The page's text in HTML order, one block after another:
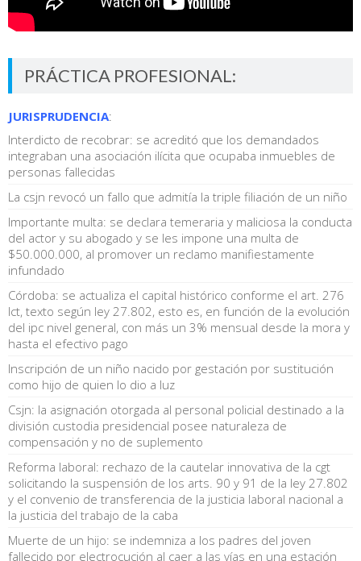
PRÁCTICA PROFESIONAL:
JURISPRUDENCIA:
Interdicto de recobrar: se acreditó que los demandados
integraban una asociación ilícita que ocupaba inmuebles de
personas fallecidas
La csjn revocó un fallo que admitía la triple filiación de un niño
Importante multa: se declara temeraria y maliciosa la conducta
del actor y su abogado y se les impone una multa de
$50.000.000, al promover un reclamo manifiestamente
infundado
Córdoba: se actualiza el capital histórico conforme el art. 276
lct, texto según ley 27.802, esto es, en función de la evolución
del ipc nivel general, con más un 3% mensual desde la mora y
hasta el efectivo pago
Inscripción de un niño nacido por gestación por sustitución
como hijo de quien lo dio a luz
Csjn: la asignación otorgada al personal policial destinado a la
división custodia presidencial posee naturaleza de
compensación y no de suplemento
Reforma laboral: rechazo de la cautelar innovativa de la cgt
solicitando la suspensión de los arts. 90 y 91 de la ley 27.802
y el convenio de transferencia de la justicia laboral nacional a
la justicia del trabajo de la caba
Muerte de un hijo: se indemniza a los padres del joven
fallecido por electrocución al caer a las vías en una estación